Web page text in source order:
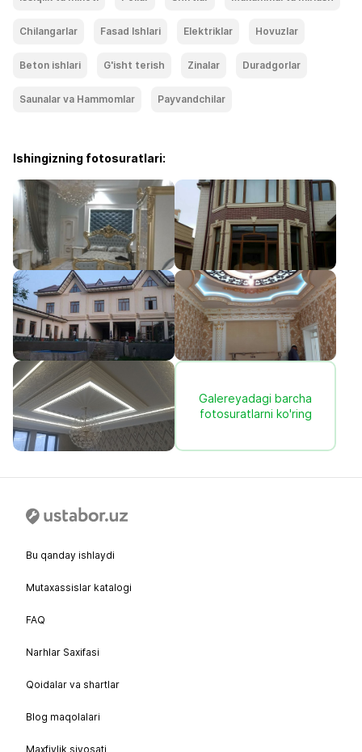
Chilangarlar Fasad Ishlari Elektriklar Hovuzlar
Beton ishlari G'isht terish Zinalar Duradgorlar
Saunalar va Hammomlar Payvandchilar
Ishingizning fotosuratlari:
Galereyadagi barcha
fotosuratlarni ko'ring
Bu qanday ishlaydi
Mutaxassislar katalogi
FAQ
Narhlar Saxifasi
Qoidalar va shartlar
Blog maqolalari
Maxfiylik siyosati